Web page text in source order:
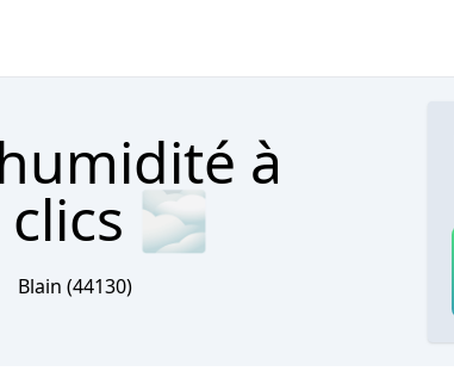
à
clics 🌫
Blain (44130)